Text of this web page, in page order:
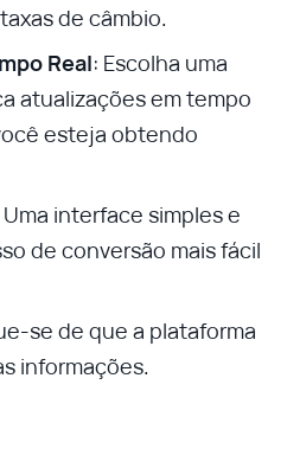
de câmbio.
Real: Escolha uma
atualizações em tempo
esteja obtendo
Uma interface simples e
de conversão mais fácil
se de que a plataforma
informações.